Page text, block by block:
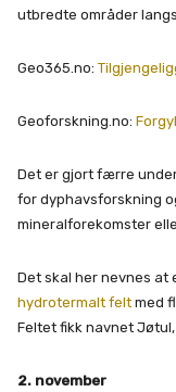
utbredte områder
Geo365.no:
Geoforskning.no:
Det er gjort færre
for dyphavsforskning
mineralforekomster
Det skal her nevnes at
hydrotermalt felt med
Feltet fikk navnet
2. november